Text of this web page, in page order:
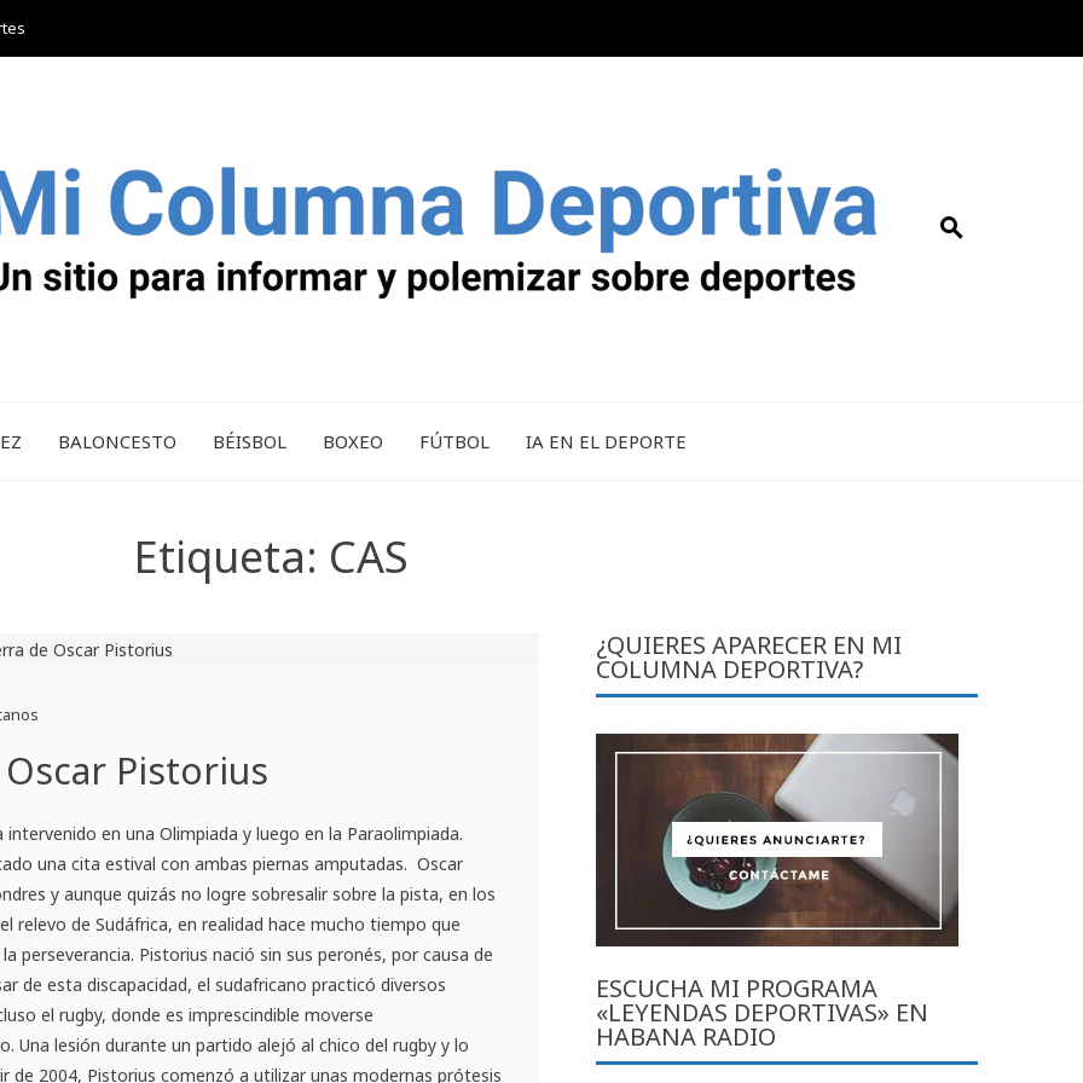
BALONCESTO BÉISBOL BOXEO FÚTBOL IA EN EL DEPORTE
Etiqueta: CAS
Pistorius
en una Olimpiada y luego en la Paraolimpiada.
una cita estival con ambas piernas amputadas. Oscar
y aunque quizás no logre sobresalir sobre la pista, en los
relevo de Sudáfrica, en realidad hace mucho tiempo que
perseverancia. Pistorius nació sin sus peronés, por causa de
de esta discapacidad, el sudafricano practicó diversos
el rugby, donde es imprescindible moverse
Una lesión durante un partido alejó al chico del rugby y lo
de 2004, Pistorius comenzó a utilizar unas modernas prótesis
¿QUIERES APARECER EN MI
COLUMNA DEPORTIVA?
ESCUCHA MI PROGRAMA
«LEYENDAS DEPORTIVAS» EN
HABANA RADIO